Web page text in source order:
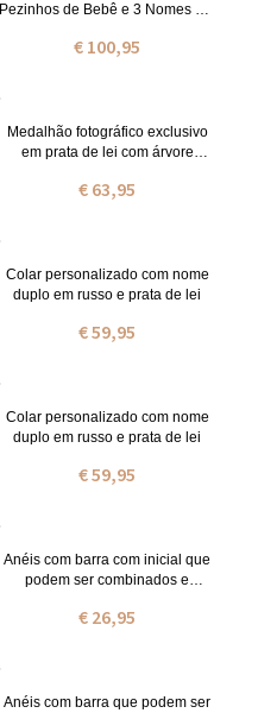
Pezinhos de Bebê e 3 Nomes em
€ 100,95
Medalhão fotográfico exclusivo
em prata de lei com árvore
€ 63,95
Colar personalizado com nome
duplo em russo e prata de lei
€ 59,95
Colar personalizado com nome
duplo em russo e prata de lei
€ 59,95
Anéis com barra com inicial que
podem ser combinados e
€ 26,95
Anéis com barra que podem ser